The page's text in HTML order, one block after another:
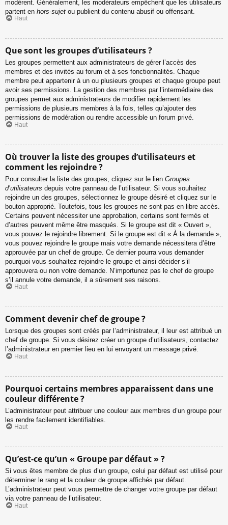
modèrent. Généralement, les modérateurs empêchent que les utilisateurs
partent en hors-sujet ou publient du contenu abusif ou offensant.
Haut
Que sont les groupes d’utilisateurs ?
Les groupes permettent aux administrateurs de gérer l’accès des
membres et des invités au forum et à ses fonctionnalités. Chaque
membre peut appartenir à un ou plusieurs groupes et chaque groupe peut
avoir ses permissions. La gestion des membres par l’intermédiaire des
groupes permet aux administrateurs de modifier rapidement les
permissions de plusieurs membres à la fois, telles qu’ajouter des
permissions de modération ou rendre accessible un forum privé.
Haut
Où trouver la liste des groupes d’utilisateurs et
comment les rejoindre ?
Pour consulter la liste des groupes, cliquez sur le lien Groupes
d’utilisateurs depuis votre panneau de l’utilisateur. Si vous souhaitez
rejoindre un des groupes, sélectionnez le groupe désiré et cliquez sur le
bouton approprié. Toutefois, tous les groupes ne sont pas en libre accès.
Certains peuvent nécessiter une approbation, certains sont fermés et
d’autres peuvent même être masqués. Si le groupe est dit « Ouvert »,
vous pouvez le rejoindre librement. Si le groupe est dit « À la demande »,
vous pouvez rejoindre le groupe mais votre demande nécessitera d’être
approuvée par un chef de groupe. Ce dernier pourra vous demander
pourquoi vous souhaitez rejoindre le groupe et ainsi décider s’il
approuvera ou non votre demande. N’importunez pas le chef de groupe
s’il annule votre demande, il a sûrement ses raisons.
Haut
Comment devenir chef de groupe ?
Lorsque des groupes sont créés par l’administrateur, il leur est attribué un
chef de groupe. Si vous désirez créer un groupe d’utilisateurs, contactez
l’administrateur en premier lieu en lui envoyant un message privé.
Haut
Pourquoi certains membres apparaissent dans une
couleur différente ?
L’administrateur peut attribuer une couleur aux membres d’un groupe pour
les rendre facilement identifiables.
Haut
Qu’est-ce qu’un « Groupe par défaut » ?
Si vous êtes membre de plus d’un groupe, celui par défaut est utilisé pour
déterminer le rang et la couleur de groupe affichés par défaut.
L’administrateur peut vous permettre de changer votre groupe par défaut
via votre panneau de l’utilisateur.
Haut